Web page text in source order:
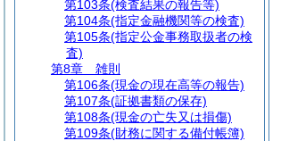
第103条(検査結果の報告等)
第104条(指定金融機関等の検査)
第105条(指定公金事務取扱者の検
査)
第8章
雑則
第106条(現金の現在高等の報告)
第107条(証拠書類の保存)
第108条(現金の亡失又は損傷)
第109条(財務に関する備付帳簿)